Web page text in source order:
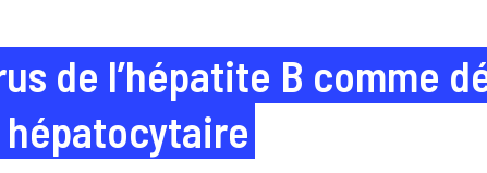
de l’hépatite B comme